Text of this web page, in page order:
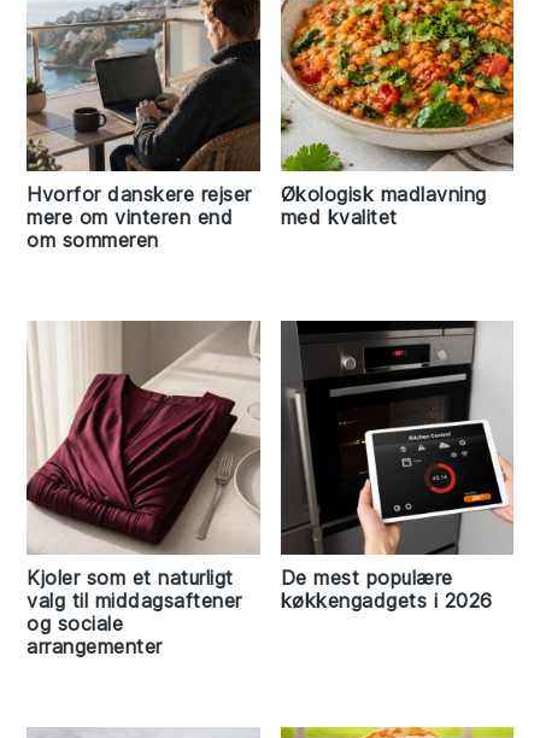
Hvorfor danskere rejser
mere om vinteren end
om sommeren
Økologisk madlavning
med kvalitet
Kjoler som et naturligt
valg til middagsaftener
og sociale
arrangementer
De mest populære
køkkengadgets i 2026